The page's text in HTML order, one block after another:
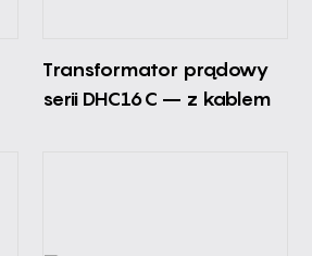
Transformator prądowy
serii DHC16C – z kablem